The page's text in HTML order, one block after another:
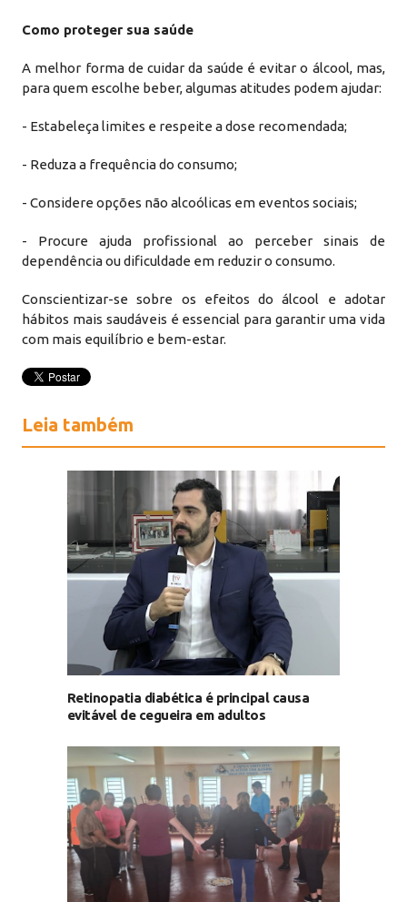
Como proteger sua saúde
A melhor forma de cuidar da saúde é evitar o álcool, mas,
para quem escolhe beber, algumas atitudes podem ajudar:
- Estabeleça limites e respeite a dose recomendada;
- Reduza a frequência do consumo;
- Considere opções não alcoólicas em eventos sociais;
- Procure ajuda profissional ao perceber sinais de
dependência ou dificuldade em reduzir o consumo.
Conscientizar-se sobre os efeitos do álcool e adotar
hábitos mais saudáveis é essencial para garantir uma vida
com mais equilíbrio e bem-estar.
Leia também
Retinopatia diabética é principal causa
evitável de cegueira em adultos